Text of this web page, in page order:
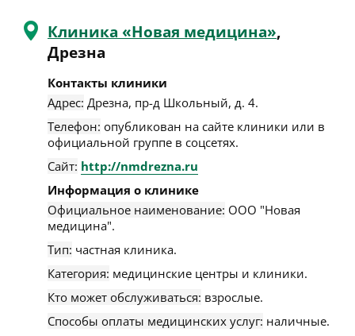
Клиника «Новая медицина»,
Дрезна
Контакты клиники
Адрес: Дрезна, пр-д Школьный, д. 4.
Телефон: опубликован на сайте клиники или в
официальной группе в соцсетях.
Сайт: http://nmdrezna.ru
Информация о клинике
Официальное наименование: ООО "Новая
медицина".
Тип: частная клиника.
Категория: медицинские центры и клиники.
Кто может обслуживаться: взрослые.
Способы оплаты медицинских услуг: наличные.